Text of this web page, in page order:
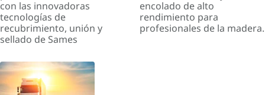
con las innovadoras
tecnologías de
recubrimiento, unión y
sellado de Sames
encolado de alto
rendimiento para
profesionales de la madera.